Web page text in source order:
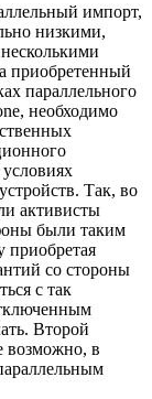
импорт,
низкими,
приобретенный
параллельного
необходимо
Так, во
активисты
были таким
приобретая
со стороны
с так
Второй
возможно, в